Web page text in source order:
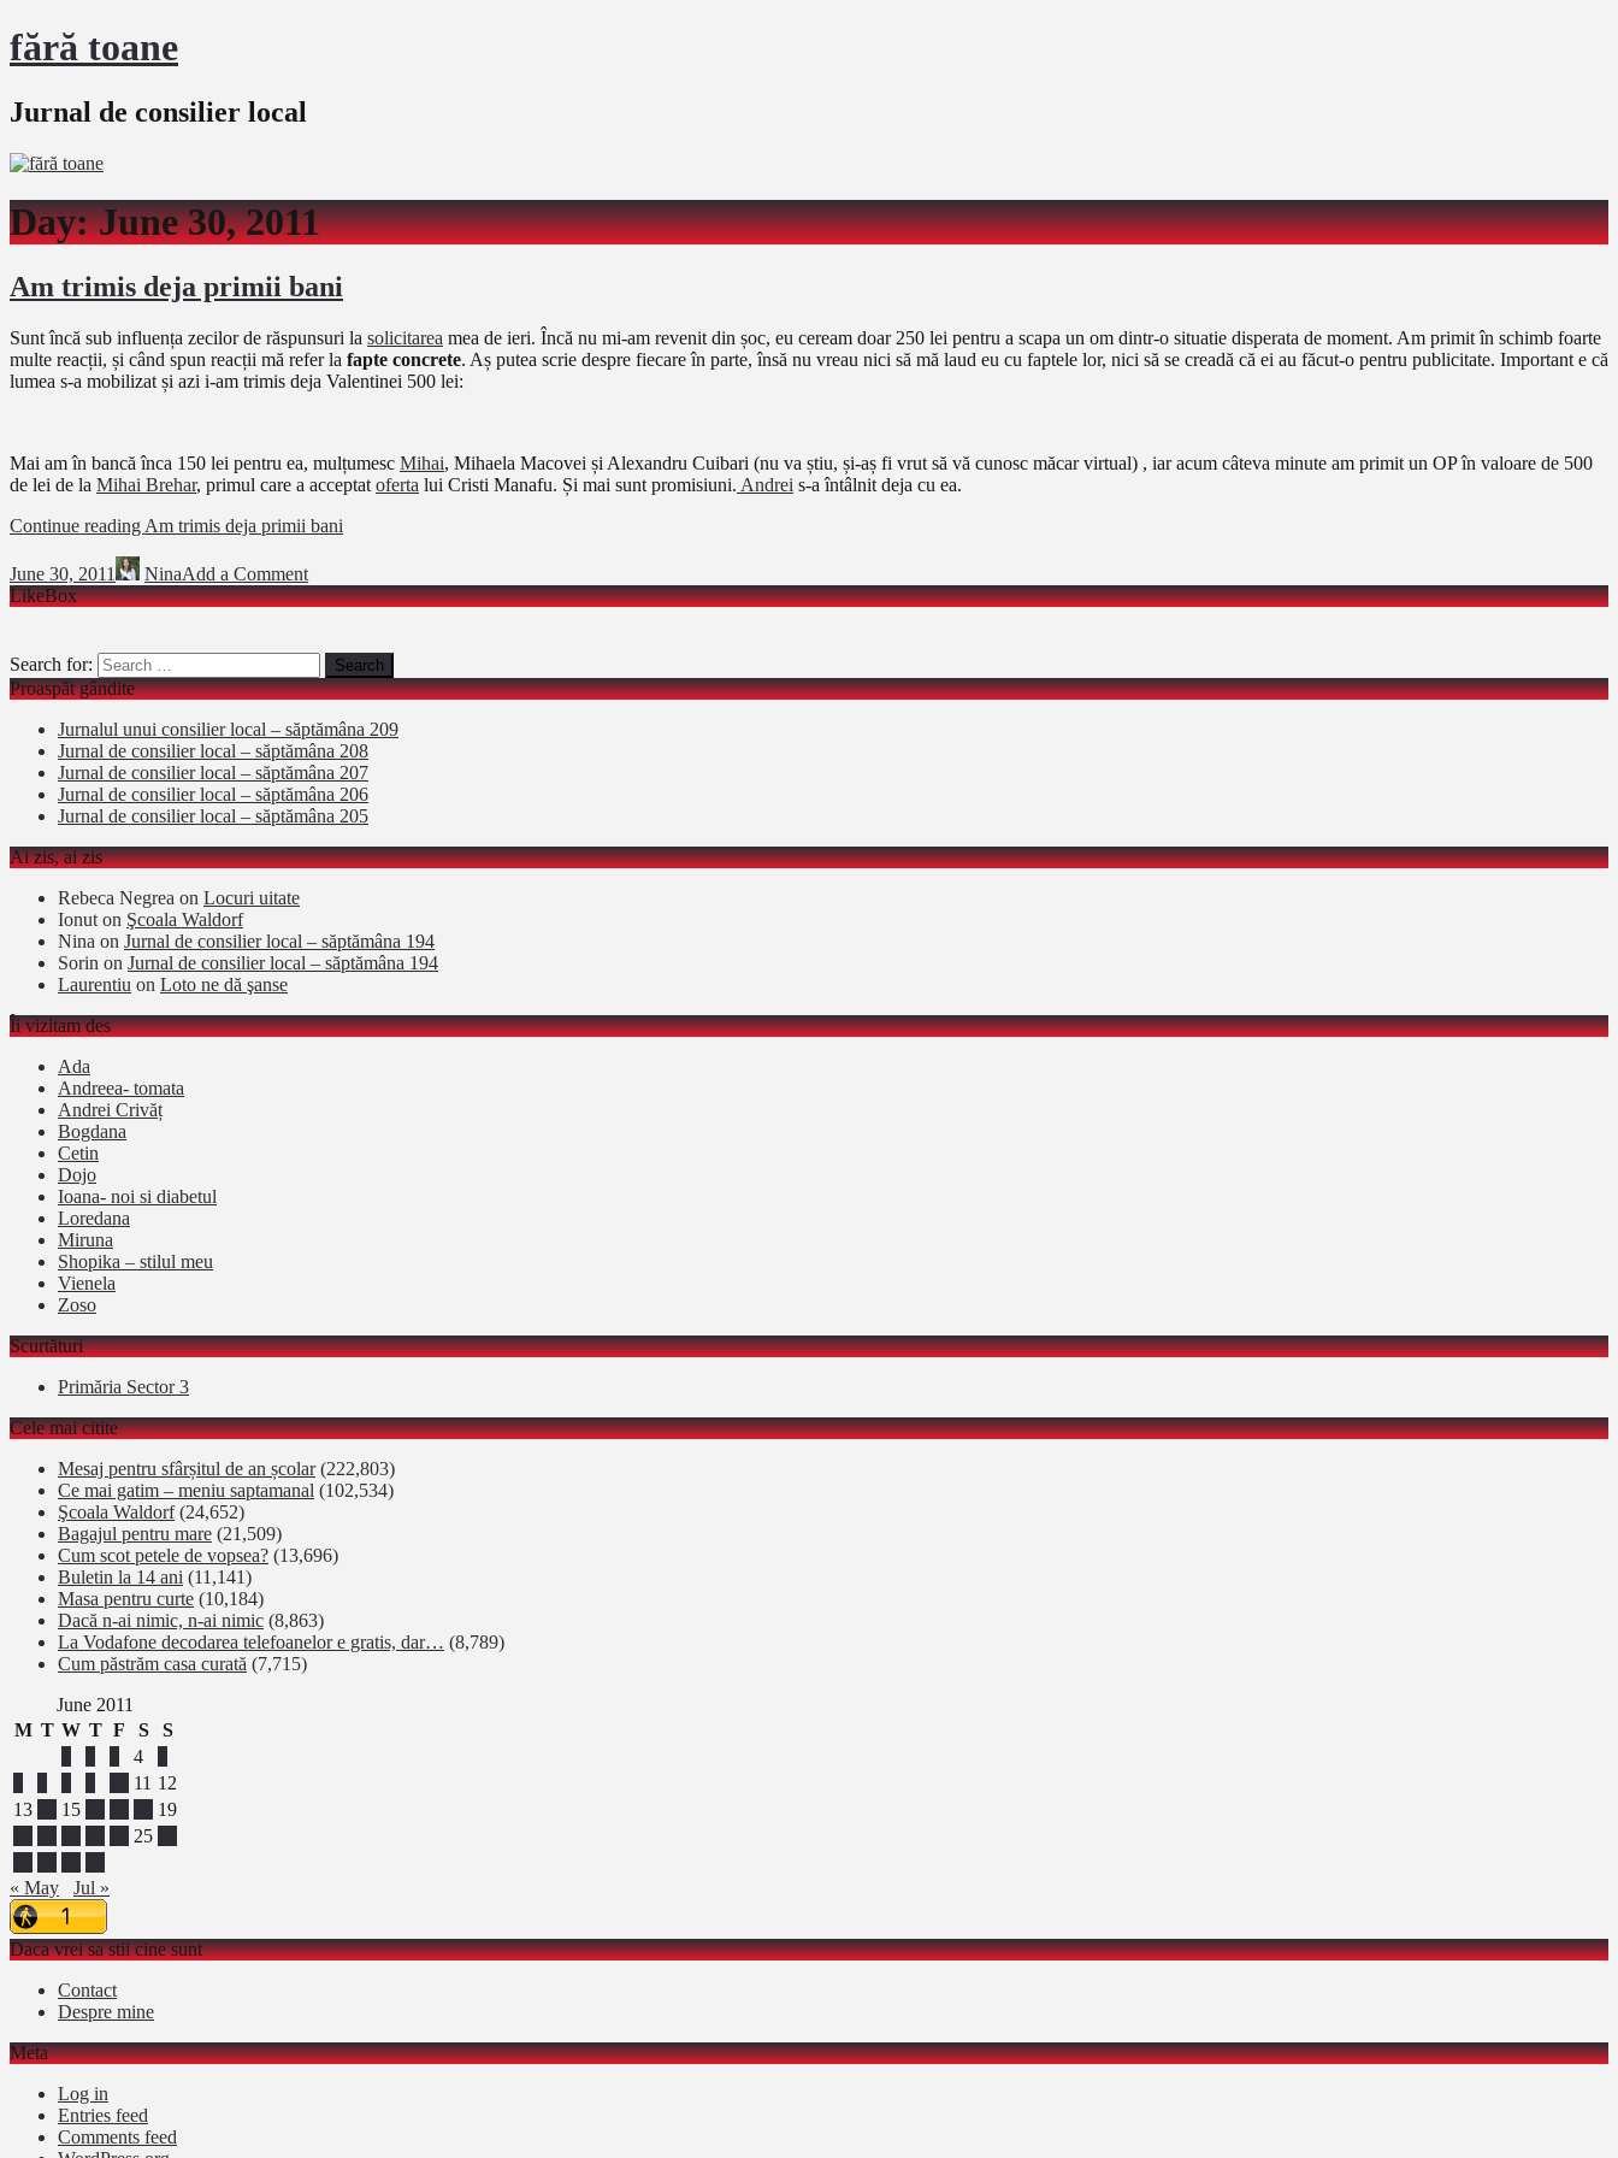
fără toane
Jurnal de consilier local
Day:June 30, 2011
Am trimis deja primii bani
Sunt încă sub influența zecilor de răspunsuri la solicitarea mea de ieri. Încă nu mi-am revenit din șoc, eu ceream doar 250 lei pentru a scapa un om dintr-o situatie disperata de moment. Am primit în schimb foarte
multe reacții, și când spun reacții mă refer la fapte concrete. Aș putea scrie despre fiecare în parte, însă nu vreau nici să mă laud eu cu faptele lor, nici să se creadă că ei au făcut-o pentru publicitate. Important e că
lumea s-a mobilizat și azi i-am trimis deja Valentinei 500 lei:
Mai am în bancă înca 150 lei pentru ea, mulțumesc Mihai, Mihaela Macovei și Alexandru Cuibari (nu va știu, și-aș fi vrut să vă cunosc măcar virtual) , iar acum câteva minute am primit un OP în valoare de 500
de lei de la Mihai Brehar, primul care a acceptat oferta lui Cristi Manafu. Și mai sunt promisiuni. Andrei s-a întâlnit deja cu ea.
Continue reading Am trimis deja primii bani
June 30, 2011 NinaAdd a Comment
LikeBox
Search for:
Proaspăt gândite
Jurnalul unui consilier local – săptămâna 209
Jurnal de consilier local – săptămâna 208
Jurnal de consilier local – săptămâna 207
Jurnal de consilier local – săptămâna 206
Jurnal de consilier local – săptămâna 205
Ai zis, ai zis
Rebeca Negrea on Locuri uitate
Ionut on Şcoala Waldorf
Nina on Jurnal de consilier local – săptămâna 194
Sorin on Jurnal de consilier local – săptămâna 194
Laurentiu on Loto ne dă şanse
Îi vizitam des
Ada
Andreea- tomata
Andrei Crivăț
Bogdana
Cetin
Dojo
Ioana- noi si diabetul
Loredana
Miruna
Shopika – stilul meu
Vienela
Zoso
Scurtături
Primăria Sector 3
Cele mai citite
Mesaj pentru sfârșitul de an școlar (222,803)
Ce mai gatim – meniu saptamanal (102,534)
Şcoala Waldorf (24,652)
Bagajul pentru mare (21,509)
Cum scot petele de vopsea? (13,696)
Buletin la 14 ani (11,141)
Masa pentru curte (10,184)
Dacă n-ai nimic, n-ai nimic (8,863)
La Vodafone decodarea telefoanelor e gratis, dar… (8,789)
Cum păstrăm casa curată (7,715)
June 2011
M T W T F S
S
4
11 12
13
15
19
25
« May
Jul »
Daca vrei sa stii cine sunt
Contact
Despre mine
Meta
Log in
Entries feed
Comments feed